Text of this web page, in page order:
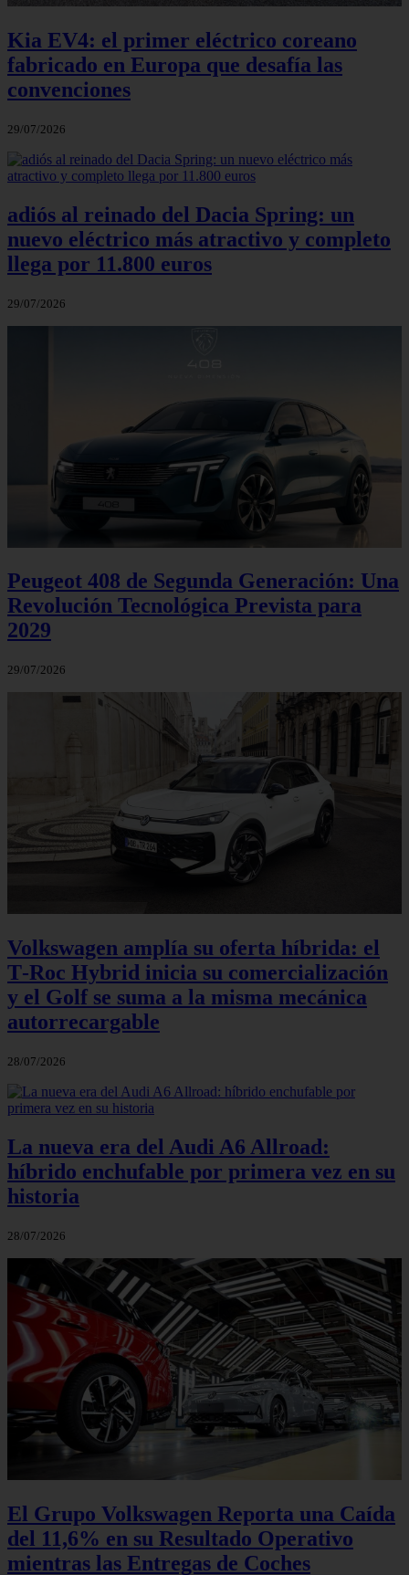
Kia EV4: el primer eléctrico coreano
fabricado en Europa que desafía las
convenciones
29/07/2026
adiós al reinado del Dacia Spring: un
nuevo eléctrico más atractivo y completo
llega por 11.800 euros
29/07/2026
Peugeot 408 de Segunda Generación: Una
Revolución Tecnológica Prevista para
2029
29/07/2026
Volkswagen amplía su oferta híbrida: el
T‑Roc Hybrid inicia su comercialización
y el Golf se suma a la misma mecánica
autorrecargable
28/07/2026
La nueva era del Audi A6 Allroad:
híbrido enchufable por primera vez en su
historia
28/07/2026
El Grupo Volkswagen Reporta una Caída
del 11,6% en su Resultado Operativo
mientras las Entregas de Coches